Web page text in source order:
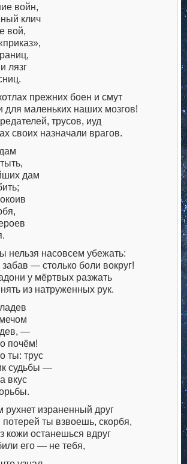
войн,
клич
вой,
лязг
прежних боен и смут
для маленьких наших мозгов!
трусов, иуд
своих назначали врагов.
дам
нельзя насовсем убежать:
забав — столько боли вокруг!
у мёртвых разжать
из натруженных рук.
—
почём!
ты: трус
судьбы —
вкус
рухнет израненный друг
ты взвоешь, скорбя,
кожи останешься вдруг
его — не тебя,